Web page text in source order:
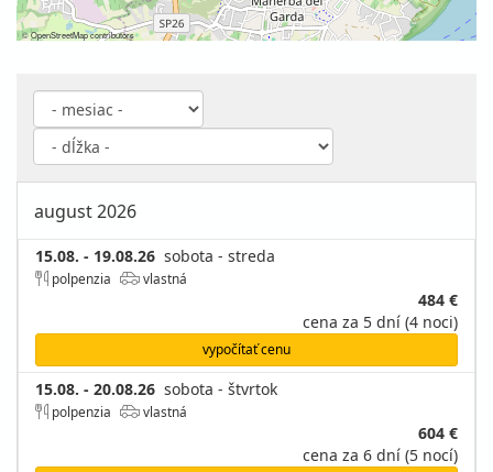
©OpenStreetMapcontributors
august 2026
15.08. - 19.08.26 sobota - streda
polpenzia vlastná
484 €
cena za 5 dní (4 noci)
vypočítať cenu
15.08. - 20.08.26 sobota - štvrtok
polpenzia vlastná
604 €
cena za 6 dní (5 nocí)